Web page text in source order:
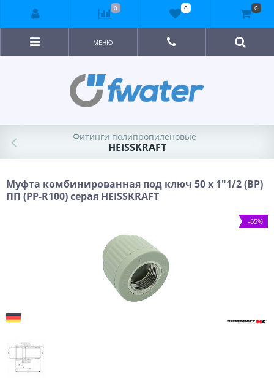
МЕНЮ
Фитинги полипропиленовые
HEISSKRAFT
Муфта комбинированная под ключ 50 х 1"1/2 (ВР)
ПП (PP-R100) серая HEISSKRAFT
-65%
0 0 0